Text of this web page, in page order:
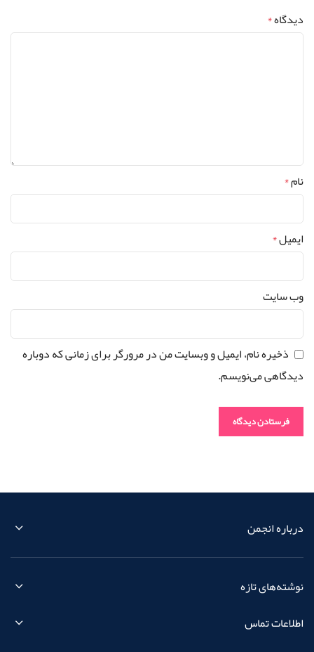
دیدگاه*
نام*
ایمیل*
وب‌ سایت
ذخیره نام، ایمیل و وبسایت من در مرورگر برای زمانی که دوباره
دیدگاهی می‌نویسم.
درباره انجمن
نوشته‌های تازه
اطلاعات تماس